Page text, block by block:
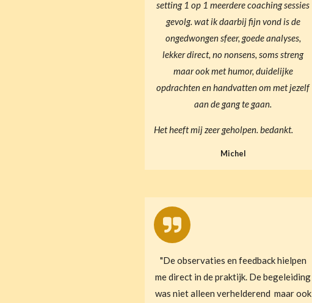
setting 1 op 1 meerdere coaching sessies
gevolg. wat ik daarbij fijn vond is de
ongedwongen sfeer, goede analyses,
lekker direct, no nonsens, soms streng
maar ook met humor, duidelijke
opdrachten en handvatten om met jezelf
aan de gang te gaan.
Het heeft mij zeer geholpen. bedankt.
Michel
"De observaties en feedback hielpen
me direct in de praktijk. De begeleiding
was niet alleen verhelderend maar ook